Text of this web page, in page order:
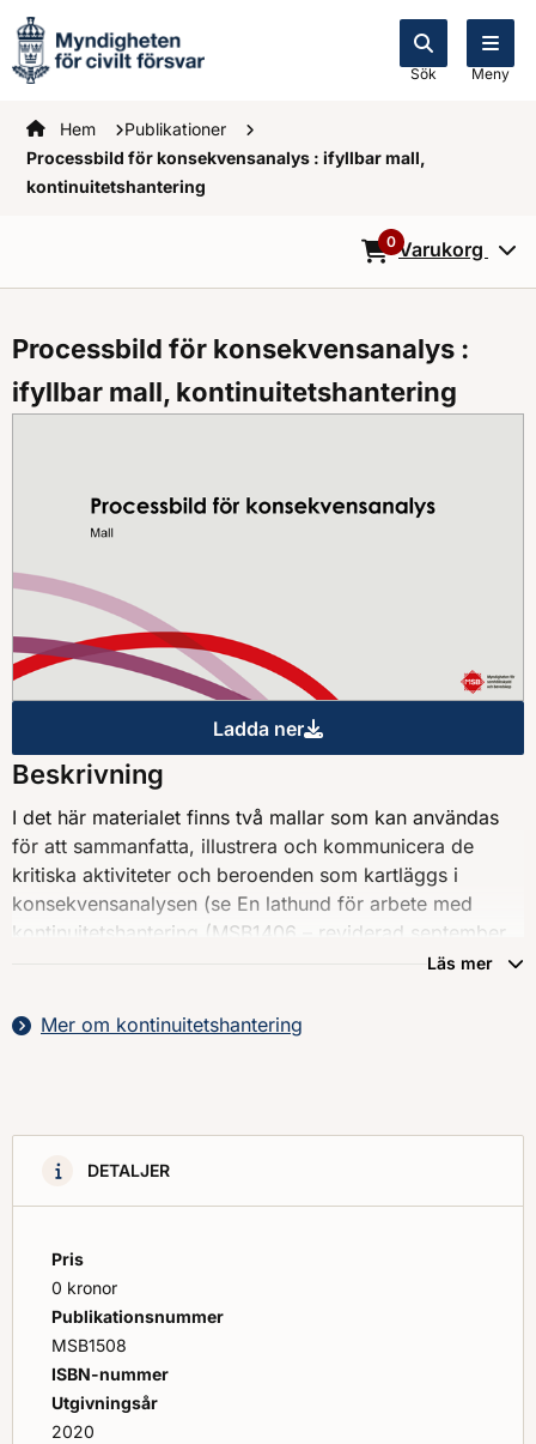
Sök Meny
Startsidan
Hem
Publikationer
Processbild för konsekvensanalys : ifyllbar mall,
kontinuitetshantering
0Varukorg
Processbild för konsekvensanalys :
ifyllbar mall, kontinuitetshantering
Ladda ner
Processbild för
Beskrivning
I det här materialet finns två mallar som kan användas
för att sammanfatta, illustrera och kommunicera de
kritiska aktiviteter och beroenden som kartläggs i
konsekvensanalysen (se En lathund för arbete med
kontinuitetshantering (MSB1406 – reviderad september
Läs mer
Mer om kontinuitetshantering
DETALJER
Pris
0 kronor
Publikationsnummer
MSB1508
ISBN-nummer
Utgivningsår
2020